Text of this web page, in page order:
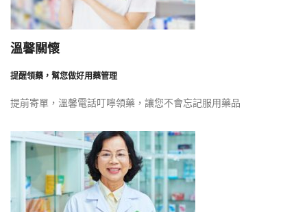
溫馨關懷
提醒領藥，幫您做好用藥管理
提前寄單，溫馨電話叮嚀領藥，讓您不會忘記服用藥品